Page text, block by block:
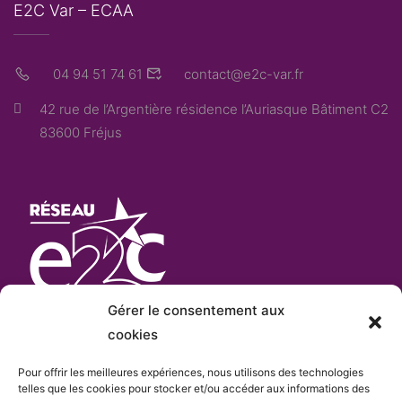
Gérer le consentement aux
cookies
Pour offrir les meilleures expériences, nous utilisons des technologies
telles que les cookies pour stocker et/ou accéder aux informations des
E2C Var – ECAA
04 94 51 74 61 contact@e2c-var.fr
42 rue de l’Argentière résidence l’Auriasque Bâtiment C2
83600 Fréjus
L’E2C Varest «membre actif» duréseau Français